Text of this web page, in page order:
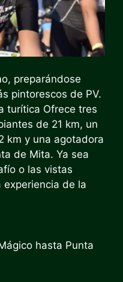
preparándose
pintorescos de PV.
turítica Ofrece tres
de 21 km, un
km y una agotadora
de Mita. Ya sea
o las vistas
de la
hasta Punta